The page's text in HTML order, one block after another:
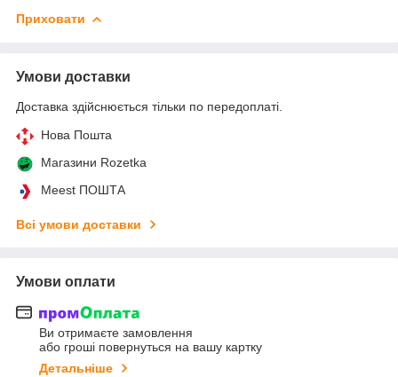
Приховати
Умови доставки
Доставка здійснюється тільки по передоплаті.
Нова Пошта
Магазини Rozetka
Meest ПОШТА
Всі умови доставки
Умови оплати
Ви отримаєте замовлення
або гроші повернуться на вашу картку
Детальніше